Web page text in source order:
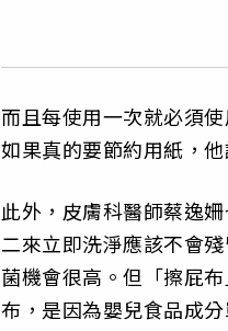
而且每使用一次就必須
如果真的要節約用紙，
此外，皮膚科醫師蔡逸
二來立即洗淨應該不會
菌機會很高。但「擦屁
布，是因為嬰兒食品成